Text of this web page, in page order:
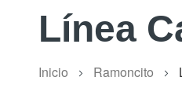
Línea
Inicio Ramoncito